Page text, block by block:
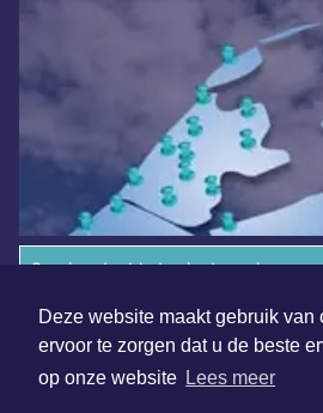
Deze website maakt gebruik van
ervoor te zorgen dat u de beste
op onze website Lees meer
Overige dagbladen in de regio
Algemene voorwaarden
Disclaimer